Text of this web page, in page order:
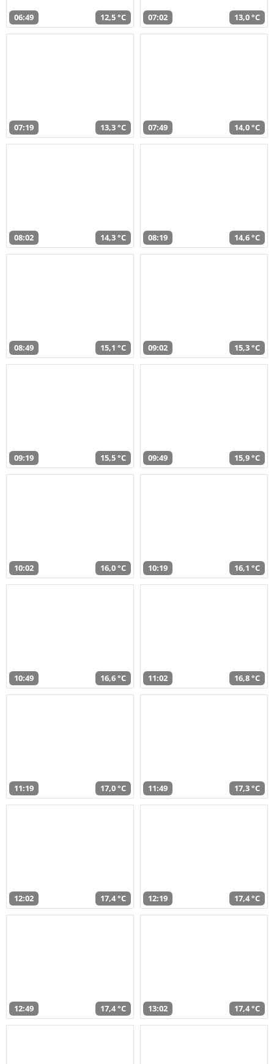
06:49 12,5 °C 07:02 13,0 °C
07:19 13,3 °C 07:49 14,0 °C
08:02 14,3 °C 08:19 14,6 °C
08:49 15,1 °C 09:02 15,3 °C
09:19 15,5 °C 09:49 15,9 °C
10:02 16,0 °C 10:19 16,1 °C
10:49 16,6 °C 11:02 16,8 °C
11:19 17,0 °C 11:49 17,3 °C
12:02 17,4 °C 12:19 17,4 °C
12:49 17,4 °C 13:02 17,4 °C